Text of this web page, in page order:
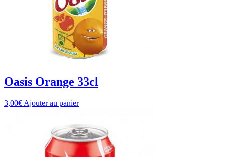
Oasis Orange 33cl
3,00€ Ajouter au panier